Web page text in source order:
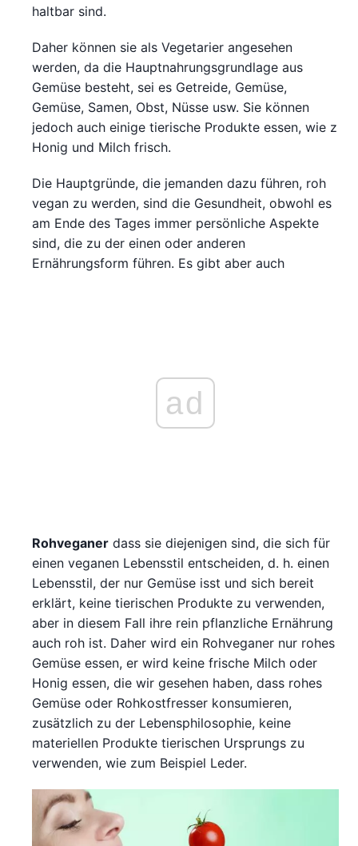
haltbar sind.
Daher können sie als Vegetarier angesehen
werden, da die Hauptnahrungsgrundlage aus
Gemüse besteht, sei es Getreide, Gemüse,
Gemüse, Samen, Obst, Nüsse usw. Sie können
jedoch auch einige tierische Produkte essen, wie z
Honig und Milch frisch.
Die Hauptgründe, die jemanden dazu führen, roh
vegan zu werden, sind die Gesundheit, obwohl es
am Ende des Tages immer persönliche Aspekte
sind, die zu der einen oder anderen
Ernährungsform führen. Es gibt aber auch
ad
Rohveganer dass sie diejenigen sind, die sich für
einen veganen Lebensstil entscheiden, d. h. einen
Lebensstil, der nur Gemüse isst und sich bereit
erklärt, keine tierischen Produkte zu verwenden,
aber in diesem Fall ihre rein pflanzliche Ernährung
auch roh ist. Daher wird ein Rohveganer nur rohes
Gemüse essen, er wird keine frische Milch oder
Honig essen, die wir gesehen haben, dass rohes
Gemüse oder Rohkostfresser konsumieren,
zusätzlich zu der Lebensphilosophie, keine
materiellen Produkte tierischen Ursprungs zu
verwenden, wie zum Beispiel Leder.